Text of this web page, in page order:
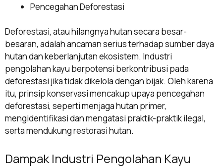
Pencegahan Deforestasi
Deforestasi, atau hilangnya hutan secara besar-
besaran, adalah ancaman serius terhadap sumber daya
hutan dan keberlanjutan ekosistem. Industri
pengolahan kayu berpotensi berkontribusi pada
deforestasi jika tidak dikelola dengan bijak. Oleh karena
itu, prinsip konservasi mencakup upaya pencegahan
deforestasi, seperti menjaga hutan primer,
mengidentifikasi dan mengatasi praktik-praktik ilegal,
serta mendukung restorasi hutan.
Dampak Industri Pengolahan Kayu